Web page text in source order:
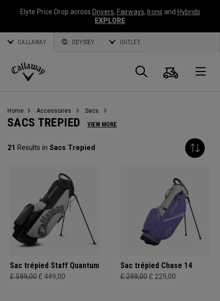
Elyte Price Drop across Drivers, Fairways, Irons and Hybrids
EXPLORE
CALLAWAY ODYSSEY OUTLET
Callaway
Panier
Home Accessoires Sacs
SACS TREPIED VIEW MORE
21 Results in Sacs Trepied
Sac trépied Staff Quantum
£ 599,00 £ 449,00
Sac trépied Chase 14
£ 299,00 £ 229,00